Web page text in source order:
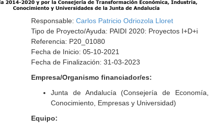
Responsable: Carlos Patricio Odriozola Lloret
Tipo de Proyecto/Ayuda: PAIDI 2020: Proyectos I+D+i
Referencia: P20_01080
Fecha de Inicio: 05-10-2021
Fecha de Finalización: 31-03-2023
Empresa/Organismo financiador/es:
Junta de Andalucía (Consejería de Economía,
Conocimiento, Empresas y Universidad)
Equipo: